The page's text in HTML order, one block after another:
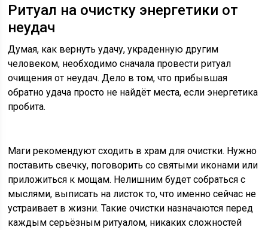
Ритуал на очистку энергетики от
неудач
Думая, как вернуть удачу, украденную другим
человеком, необходимо сначала провести ритуал
очищения от неудач. Дело в том, что прибывшая
обратно удача просто не найдёт места, если энергетика
пробита.
Маги рекомендуют сходить в храм для очистки. Нужно
поставить свечку, поговорить со святыми иконами или
приложиться к мощам. Нелишним будет собраться с
мыслями, выписать на листок то, что именно сейчас не
устраивает в жизни. Такие очистки назначаются перед
каждым серьёзным ритуалом, никаких сложностей